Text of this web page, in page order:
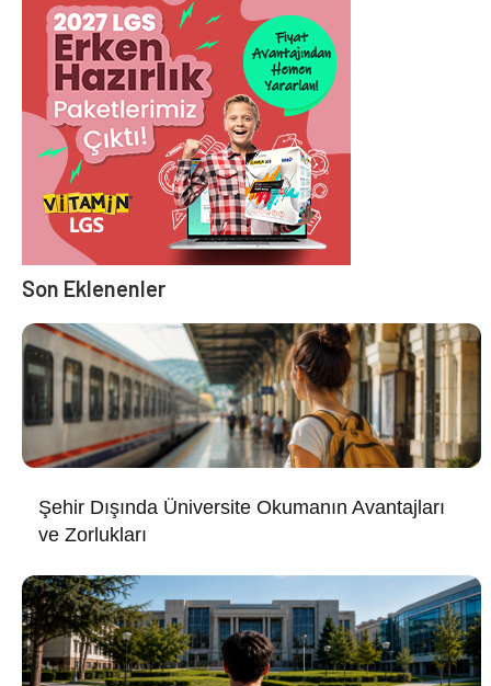
Son Eklenenler
Şehir Dışında Üniversite Okumanın Avantajları
ve Zorlukları